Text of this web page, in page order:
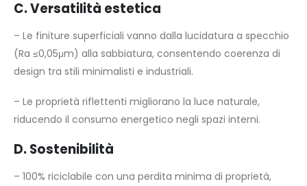
C. Versatilità estetica
– Le finiture superficiali vanno dalla lucidatura a specchio
(Ra ≤0,05μm) alla sabbiatura, consentendo coerenza di
design tra stili minimalisti e industriali.
– Le proprietà riflettenti migliorano la luce naturale,
riducendo il consumo energetico negli spazi interni.
D. Sostenibilità
– 100% riciclabile con una perdita minima di proprietà,